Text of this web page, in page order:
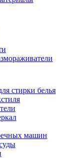
стирки белья
машин